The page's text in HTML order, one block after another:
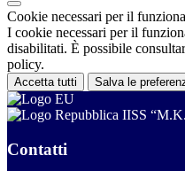
Cookie necessari per il
I cookie necessari per il
disabilitati. È possibile
policy.
Accetta tutti Salva le
IISS
Contatti